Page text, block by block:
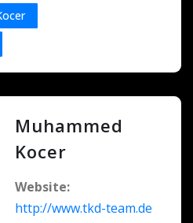
Muhammed
Kocer
Website:
http://www.tkd-team.de